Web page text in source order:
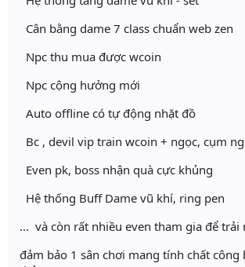
Cân bằng dame 7 class chuẩn web zen
Npc thu mua được wcoin
Npc cộng hưởng mới
Auto offline có tự động nhặt đồ
Bc , devil vip train wcoin + ngọc, cụm
Even pk, boss nhận quà cực khủng
Hệ thống Buff Dame vũ khí, ring pen
... và còn rất nhiều even tham gia để trải
đảm bảo 1 sân chơi mang tính chất công